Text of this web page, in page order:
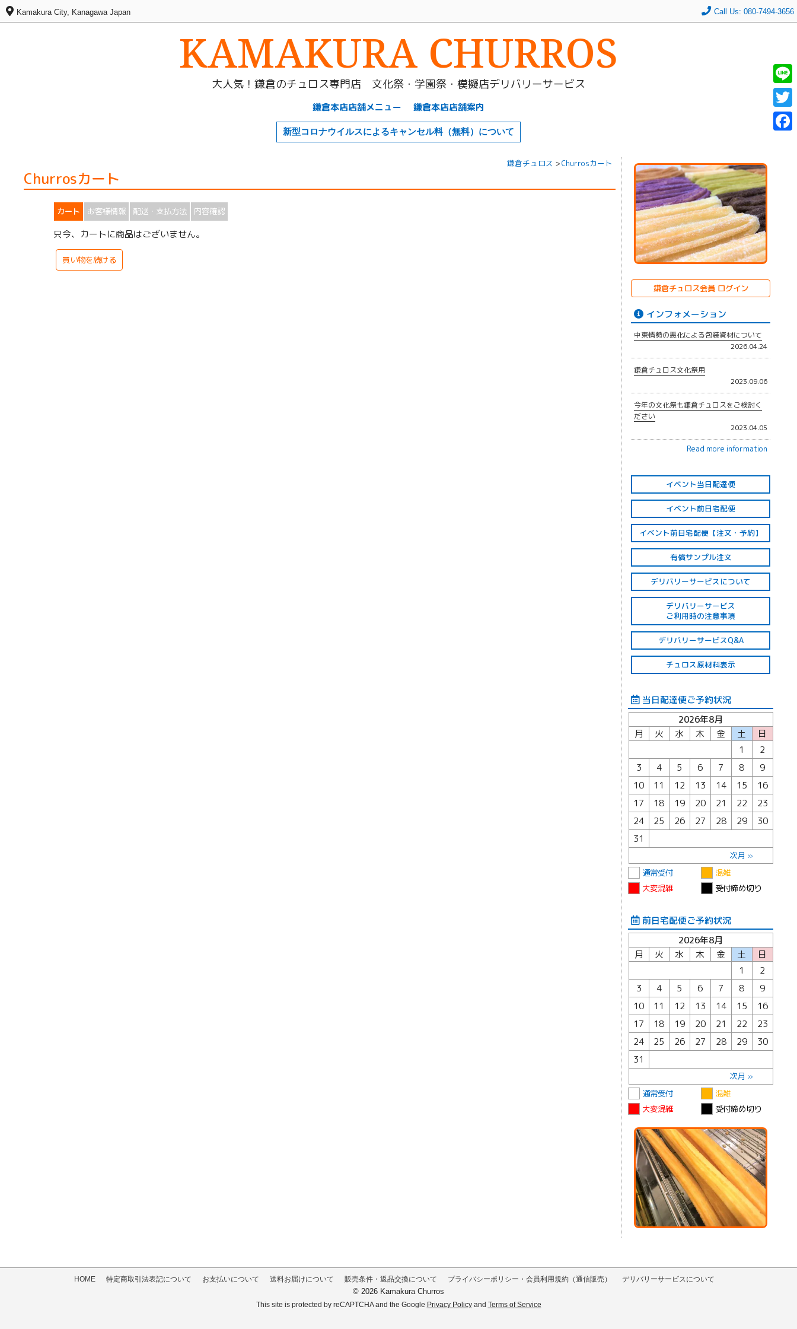
Kamakura City, Kanagawa Japan Call Us: 080-7494-3656
KAMAKURA CHURROS
大人気！鎌倉のチュロス専門店 文化祭・学園祭・模擬店デリバリーサービス
鎌倉本店店舗メニュー 鎌倉本店店舗案内
新型コロナウイルスによるキャンセル料（無料）について
Churrosカート
鎌倉チュロス >Churrosカート
カート お客様情報 配送・支払方法 内容確認
只今、カートに商品はございません。
鎌倉チュロス会員 ログイン
インフォメーション
中東情勢の悪化による包装資材について
2026.04.24
鎌倉チュロス文化祭用
2023.09.06
今年の文化祭も鎌倉チュロスをご検討く
ださい
2023.04.05
Read more information
イベント当日配達便
イベント前日宅配便
イベント前日宅配便【注文・予約】
有償サンプル注文
デリバリーサービスについて
デリバリーサービス
ご利用時の注意事項
デリバリーサービスQ&A
チュロス原材料表示
当日配達便ご予約状況
2026年8月
月
火 水 木 金 土
日
1
2
3
4 5 6 7 8
9
10
11 12 13 14 15
16
17
18 19 20 21 22
23
24
25 26 27 28 29
30
31
次月 »
通常受付
混雑
大変混雑
受付締め切り
前日宅配便ご予約状況
2026年8月
月
火 水 木 金 土
日
1
2
3
4 5 6 7 8
9
10
11 12 13 14 15
16
17
18 19 20 21 22
23
24
25 26 27 28 29
30
31
次月 »
通常受付
混雑
大変混雑
受付締め切り
HOME 特定商取引法表記について お支払いについて 送料お届けについて 販売条件・返品交換について プライバシーポリシー・会員利用規約（通信販売） デリバリーサービスについて
© 2026 Kamakura Churros
This site is protected by reCAPTCHA and the Google Privacy Policy and Terms of Service
L
i
n
T